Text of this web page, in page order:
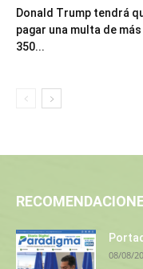
Donald Trump tendrá
pagar una multa de
350...
08/08/